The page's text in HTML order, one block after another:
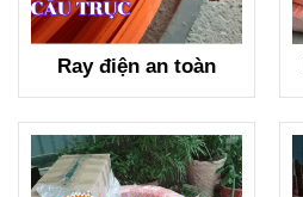
Ray điện an toàn